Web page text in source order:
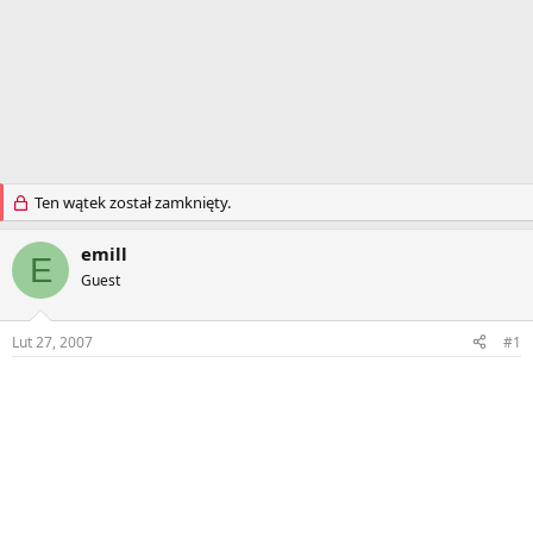
Ten wątek został zamknięty.
E emill
Guest
Lut 27, 2007 #1